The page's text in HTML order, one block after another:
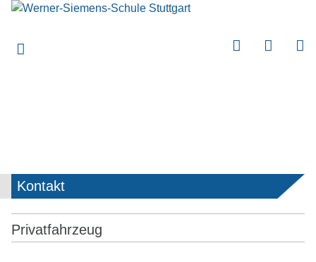
Kontakt
Privatfahrzeug